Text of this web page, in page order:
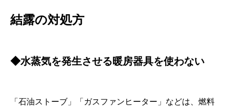
結露の対処方
◆水蒸気を発生させる暖房器具を使わない
「石油ストーブ」「ガスファンヒーター」などは、燃料